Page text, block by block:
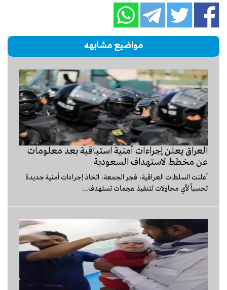
مواضيع مشابهه
العراق يعلن إجراءات أمنية استباقية بعد معلومات
عن مخطط لاستهداف السعودية
أعلنت السلطات العراقية، فجر الجمعة، اتخاذ إجراءات أمنية جديدة
تحسباً لأي محاولات لتنفيذ هجمات تستهدف...